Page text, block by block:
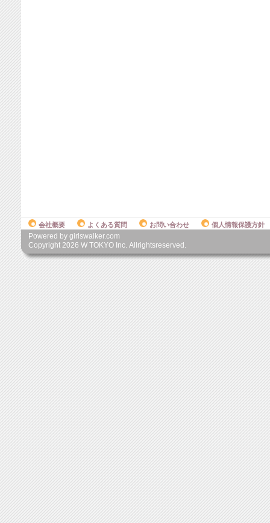
会社概要 よくある質問 お問い合わせ 個人情報保護方針
Powered by girlswalker.com
Copyright 2026 W TOKYO Inc. Allrightsreserved.